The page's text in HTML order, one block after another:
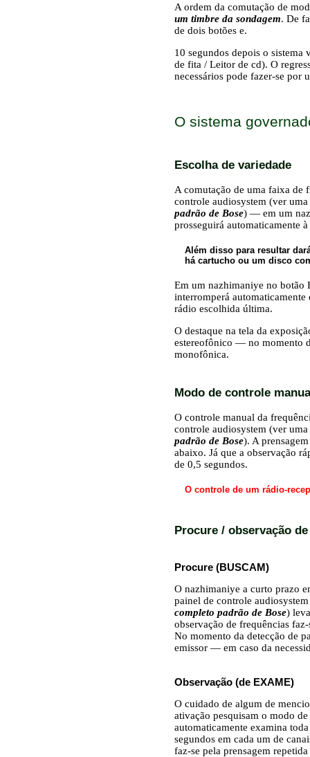
A ordem da comutação de
um timbre da sondagem. De
de dois botões e.
10 segundos depois o
de fita / Leitor de cd). O
necessários pode fazer-se
O sistema
Escolha de variedade
A comutação de uma faixa
controle audiosystem (ver
padrão de Bose) — em um
prosseguirá automaticamente
Além disso para resultar
há cartucho ou um disco
Em um nazhimaniye no botão
interromperá automaticamente
rádio escolhida última.
O destaque na tela da
estereofônico — no momento
monofônica.
Modo de controle
O controle manual da
controle audiosystem (ver
padrão de Bose). A
abaixo. Já que a observação
de 0,5 segundos.
O controle de um rádio-
Procure / observação
Procure (BUSCAM)
O nazhimaniye a curto prazo
painel de controle
completo padrão de Bose)
observação de frequências
No momento da detecção de
emissor — em caso da
Observação (de EXAME)
O cuidado de algum de
ativação pesquisam o modo
automaticamente examina
segundos em cada um de
faz-se pela prensagem